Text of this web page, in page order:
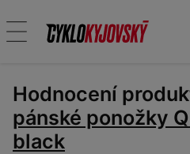
Hodnocení
pánské ponožky
black